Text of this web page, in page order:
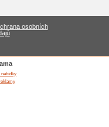
a
Jeho
ke